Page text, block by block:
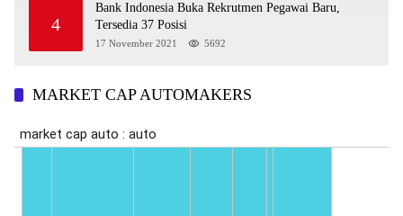
4
Bank Indonesia Buka Rekrutmen Pegawai Baru,
Tersedia 37 Posisi
17 November 2021 5692
MARKET CAP AUTOMAKERS